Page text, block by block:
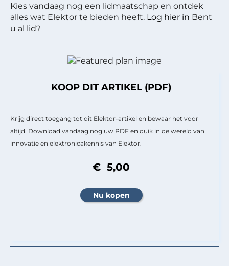
Kies vandaag nog een lidmaatschap en ontdek
alles wat Elektor te bieden heeft. Log hier in Bent
u al lid?
KOOP DIT ARTIKEL (PDF)
Krijg direct toegang tot dit Elektor-artikel en bewaar het voor
altijd. Download vandaag nog uw PDF en duik in de wereld van
innovatie en elektronicakennis van Elektor.
€ 5,00